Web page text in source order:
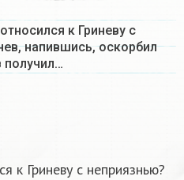
к Гриневу с
напившись, оскорбил
получил…
к Гриневу с неприязнью?